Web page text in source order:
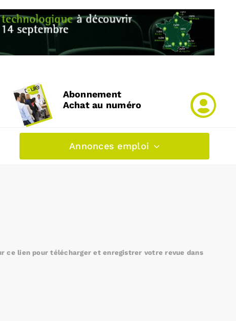
Abonnement
Achat au numéro
Annonces emploi
ce lien pour télécharger et enregistrer votre revue dans